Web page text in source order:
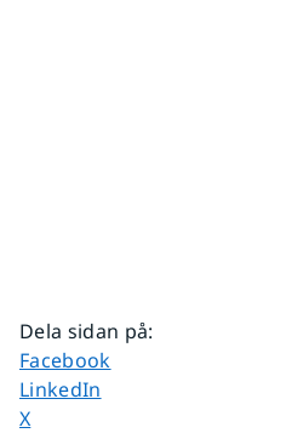
Dela sidan på:
Dela sidan på
Facebook
Dela sidan på
LinkedIn
Dela sidan på
X